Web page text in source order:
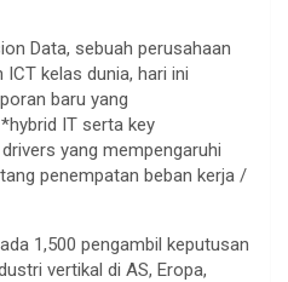
Data, sebuah perusahaan
kelas dunia, hari ini
baru yang
IT serta key
yang mempengaruhi
penempatan beban kerja /
1,500 pengambil keputusan
vertikal di AS, Eropa,